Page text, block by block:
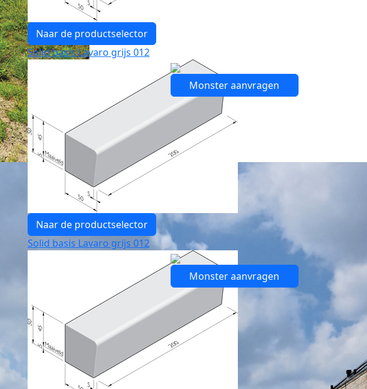
Naar de productselector
Solid basis Lavaro grijs 012
Naar de productselector
Monster aanvragen
Solid basis Lavaro grijs 012
Monster aanvragen